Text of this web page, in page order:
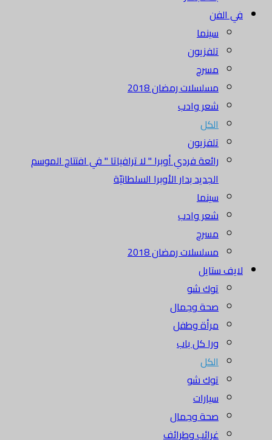
في الفن
سينما
تلفزيون
مسرح
مسلسلات رمضان 2018
شعر وادب
الكل
تلفزيون
رائعة فردي أوبرا " لا ترافياتا " في افتتاح الموسم
الجديد بدار الأوبرا السلطانيّة
سينما
شعر وادب
مسرح
مسلسلات رمضان 2018
لايف ستايل
توك شو
صحة وجمال
مرأة وطفل
ورا كل باب
الكل
توك شو
سيارات
صحة وجمال
غرائب وطرائف